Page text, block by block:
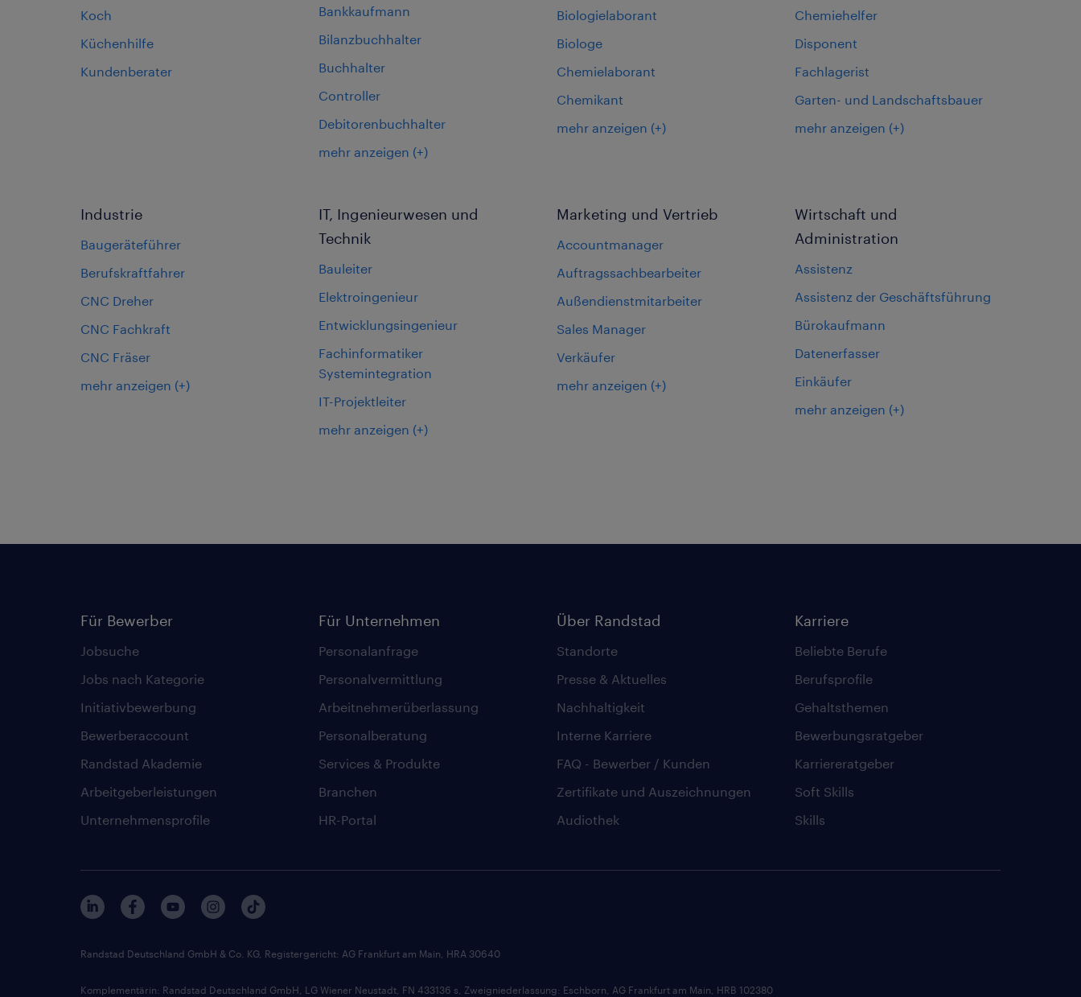
Koch
Küchenhilfe
Kundenberater
Bankkaufmann
Bilanzbuchhalter
Buchhalter
Controller
Debitorenbuchhalter
mehr anzeigen (+)
Biologielaborant
Biologe
Chemielaborant
Chemikant
mehr anzeigen (+)
Chemiehelfer
Disponent
Fachlagerist
Garten- und Landschaftsbauer
mehr anzeigen (+)
Industrie
Baugeräteführer
Berufskraftfahrer
CNC Dreher
CNC Fachkraft
CNC Fräser
mehr anzeigen (+)
IT, Ingenieurwesen und
Technik
Bauleiter
Elektroingenieur
Entwicklungsingenieur
Fachinformatiker
Systemintegration
IT-Projektleiter
mehr anzeigen (+)
Marketing und Vertrieb
Accountmanager
Auftragssachbearbeiter
Außendienstmitarbeiter
Sales Manager
Verkäufer
mehr anzeigen (+)
Wirtschaft und
Administration
Assistenz
Assistenz der Geschäftsführung
Bürokaufmann
Datenerfasser
Einkäufer
mehr anzeigen (+)
Für Bewerber
Jobsuche
Jobs nach Kategorie
Initiativbewerbung
Bewerberaccount
Randstad Akademie
Arbeitgeberleistungen
Unternehmensprofile
Für Unternehmen
Personalanfrage
Personalvermittlung
Arbeitnehmerüberlassung
Personalberatung
Services & Produkte
Branchen
HR-Portal
Über Randstad
Standorte
Presse & Aktuelles
Nachhaltigkeit
Interne Karriere
FAQ - Bewerber / Kunden
Zertifikate und Auszeichnungen
Audiothek
Karriere
Beliebte Berufe
Berufsprofile
Gehaltsthemen
Bewerbungsratgeber
Karriereratgeber
Soft Skills
Skills
Randstad Deutschland GmbH & Co. KG, Registergericht: AG Frankfurt am Main, HRA 30640
Komplementärin: Randstad Deutschland GmbH, LG Wiener Neustadt, FN 433136 s, Zweigniederlassung: Eschborn, AG Frankfurt am Main, HRB 102380